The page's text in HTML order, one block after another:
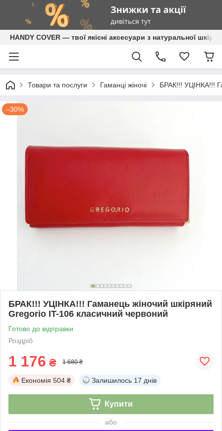
HANDY COVER — твої якісні аксесуари з натуральної шкіри
Товари та послуги Гаманці жіночі БРАК!!! УЦІНКА!!!
–30%
БРАК!!! УЦІНКА!!! Гаманець жіночий шкіряний
Gregorio IT-106 класичний червоний
Готово до відправки
Роздріб
1 176 ₴ 1 680 ₴
Економія 504 ₴ Залишилось 17 днів
Купити
або